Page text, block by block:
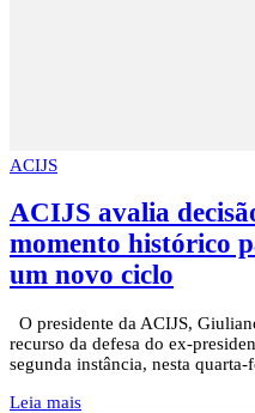
ACIJS
ACIJS avalia
momento histórico
um novo ciclo
O presidente da ACIJS,
recurso da defesa do ex-
segunda instância, nesta
Leia mais